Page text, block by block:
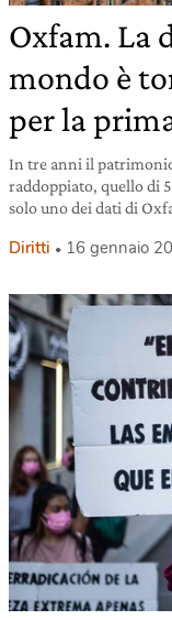
Oxfam. La
mondo è
per la
In tre anni il
raddoppiato, quello di
solo uno dei dati di
Diritti 16 gennaio